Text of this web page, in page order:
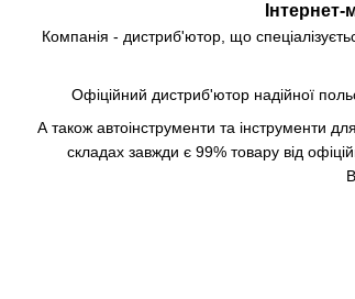
Компанія - дистриб'ютор, що
Офіційний дистриб'ютор надійної
А також автоінструменти та інструменти
складах завжди є 99% товару від